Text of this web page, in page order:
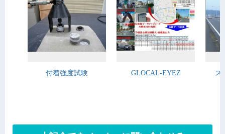
付着強度試験 GLOCAL-EYEZ ス